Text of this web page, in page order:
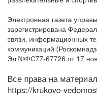
Электронная газета
зарегистрирована
связи, информационных
коммуникаций
Эл №ФС77-67726 от 17
Все права на
https://krukovo-